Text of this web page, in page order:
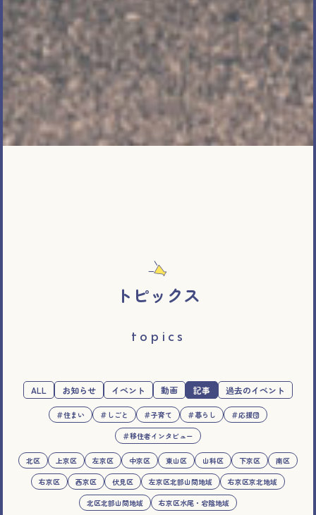
トピックス
topics
ALL お知らせ イベント 動画 記事 過去のイベント
＃住まい ＃しごと ＃子育て ＃暮らし
＃応援団
＃移住者インタビュー
北区 上京区 左京区 中京区 東山区 山科区 下京区
南区
右京区
西京区 伏見区 左京区北部山間地域
右京区京北地域
北区北部山間地域
右京区水尾・宕陰地域